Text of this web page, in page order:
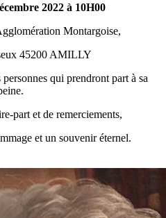
2022 à 10H00
Montargoise,
45200 AMILLY
qui prendront part à sa
part et de remerciements,
et un souvenir éternel.